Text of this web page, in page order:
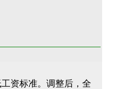
资标准。调整后，全